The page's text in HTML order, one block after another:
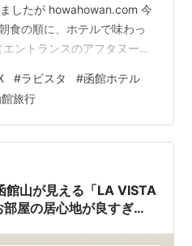
したが howahowan.com 今
食の順に、ホテルで味わっ
ントランスのアフタヌーン
浴場など） ②ホテルのお
介←今回 豪華さがレベチ ※
せていた記事で、情報が古
ウェルカムドリンク（パン
ーサービス） 夕食（レスト
#ラビスタ #函館ホテル
館旅行
館山が見える「LA VISTA
屋の居心地が良すぎた